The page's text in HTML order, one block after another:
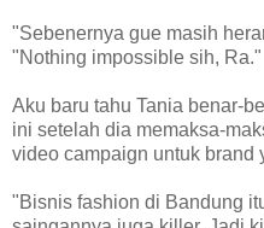
"Sebenernya gue masih
"Nothing impossible sih, Ra."
Aku baru tahu Tania benar-
ini setelah dia memaksa-
video campaign untuk brand
"Bisnis fashion di Bandung